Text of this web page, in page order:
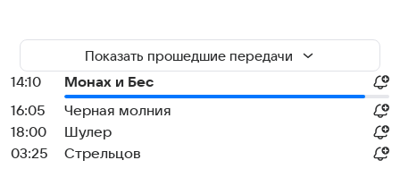
Показать прошедшие передачи
14:10
Монах и Бес
16:05
Черная молния
18:00
Шулер
03:25
Стрельцов